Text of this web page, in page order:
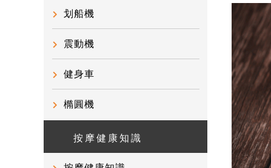
划船機
震動機
健身車
橢圓機
按摩健康知識